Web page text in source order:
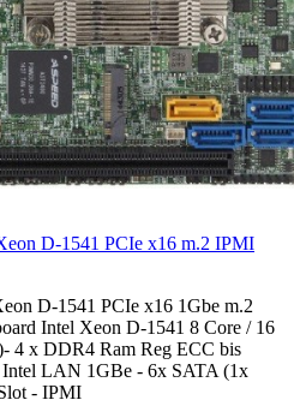
D-1541 PCIe x16 m.2 IPMI
D-1541 PCIe x16 1Gbe m.2
Intel Xeon D-1541 8 Core / 16
4 x DDR4 Ram Reg ECC bis
LAN 1GBe - 6x SATA (1x
Slot - IPMI